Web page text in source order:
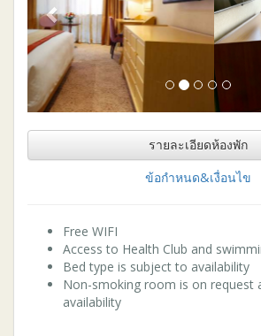
รายละเอียดห้องพัก
ข้อกำหนด&เงื่อนไข
Free WIFI
Access to Health Club and
Bed type is subject to availability
Non-smoking room is on request
availability